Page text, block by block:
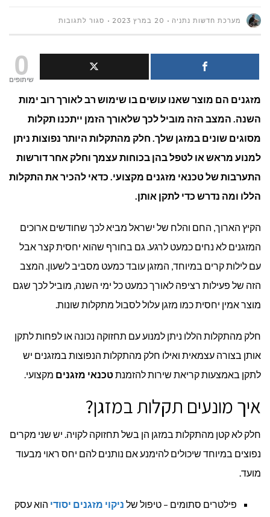
מערכת חדשות נתניה 20 במרץ 2023 סגור לתגובותעל
הכי
נפוצות
0
שיתופים
מזגנים הם מוצר שאנו עושים בו שימוש רב לאורך רוב ימות
השנה. המצב הזה מוביל לכך שלאורך הזמן ייתכנו תקלות
מסוגים שונים במזגן שלך. חלק מהתקלות היותר נפוצות ניתן
למנוע מראש או לטפל בהן בכוחות עצמך וחלק אחר דורשות
התערבות של טכנאי מזגנים מקצועי. כדאי להכיר את התקלות
הללו ומה נדרש כדי לתקן אותן.
הקיץ הארוך, החם והלח של ישראל מביא לכך שחודשים ארוכים
המזגנים לא נחים כמעט לרגע. גם בחורף שהוא יחסית קצר אבל
עם לילות קרים במיוחד, המזגן עובד כמעט מסביב לשעון. המצב
הזה של פעילות רציפה לאורך כמעט כל ימי השנה, מוביל לכך שגם
מוצר אמין יחסית כמו מזגן עלול לסבול מתקלות שונות.
חלק מהתקלות הללו ניתן למנוע עם תחזוקה נכונה או לפחות לתקן
אותן בצורה עצמאית ואילו חלק מהתקלות הנפוצות במזגנים יש
לתקן באמצעות קריאת שירות להזמנתטכנאי מזגנים מקצועי.
איך מונעים תקלות במזגן?
חלק לא קטן מהתקלות במזגן הן בשל תחזוקה לקויה. יש שני מקרים
נפוצים במיוחד שיכולים להימנע אם נותנים להם יחס ראוי מבעוד
מועד.
פילטרים סתומים – טיפול של ניקוי מזגנים יסודי הוא עסק